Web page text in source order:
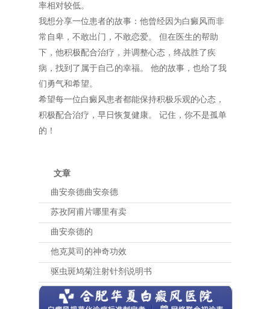
率相对较低。
我想分享一位患者的故事：他曾经因为白癜风而非
常自卑，不敢出门，不敢恋爱。 但在医生的帮助
下，他积极配合治疗，并调整心态，终战胜了疾
病，找到了属于自己的幸福。 他的故事，也给了我
们勇气和希望。
希望每一位白癜风患者都能保持积极乐观的心态，
积极配合治疗，早日恢复健康。 记住，你不是孤单
的！
文章
曲安奈德曲安奈德
苏孜阿甫片哪里有卖
曲安奈德的
他克莫司的神奇功效
驱虫斑鸠菊注射针剂说明书